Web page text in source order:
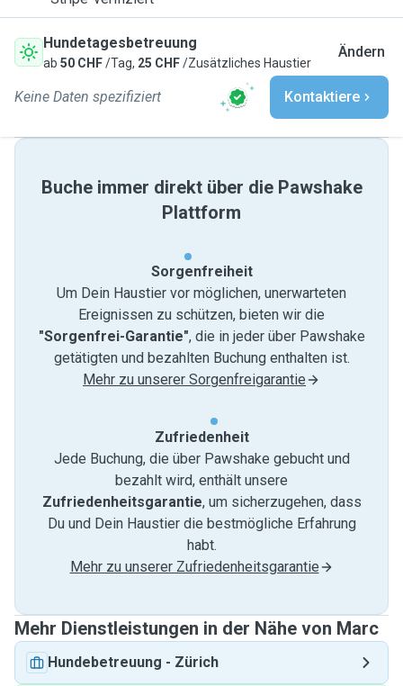
Hundetagesbetreuung
ab 50 CHF/Tag, 25 CHF/Zusätzliches Haustier
Ändern
Keine Daten spezifiziert Kontaktiere
Buche immer direkt über die Pawshake
Plattform
Sorgenfreiheit
Um Dein Haustier vor möglichen, unerwarteten
Ereignissen zu schützen, bieten wir die
"Sorgenfrei-Garantie", die in jeder über Pawshake
getätigten und bezahlten Buchung enthalten ist.
Mehr zu unserer Sorgenfreigarantie
Zufriedenheit
Jede Buchung, die über Pawshake gebucht und
bezahlt wird, enthält unsere
Zufriedenheitsgarantie, um sicherzugehen, dass
Du und Dein Haustier die bestmögliche Erfahrung
habt.
Mehr zu unserer Zufriedenheitsgarantie
Mehr Dienstleistungen in der Nähe von Marc
Hundebetreuung - Zürich